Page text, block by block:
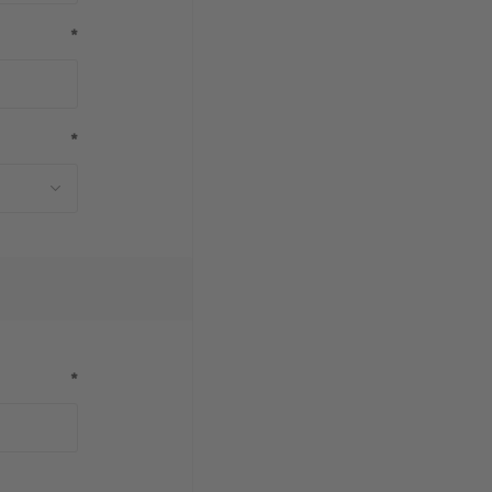
*
*
*